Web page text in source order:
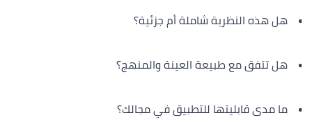
هل هذه النظرية شاملة أم جزئية؟
هل تتفق مع طبيعة العينة والمنهج؟
ما مدى قابليتها للتطبيق في مجالك؟